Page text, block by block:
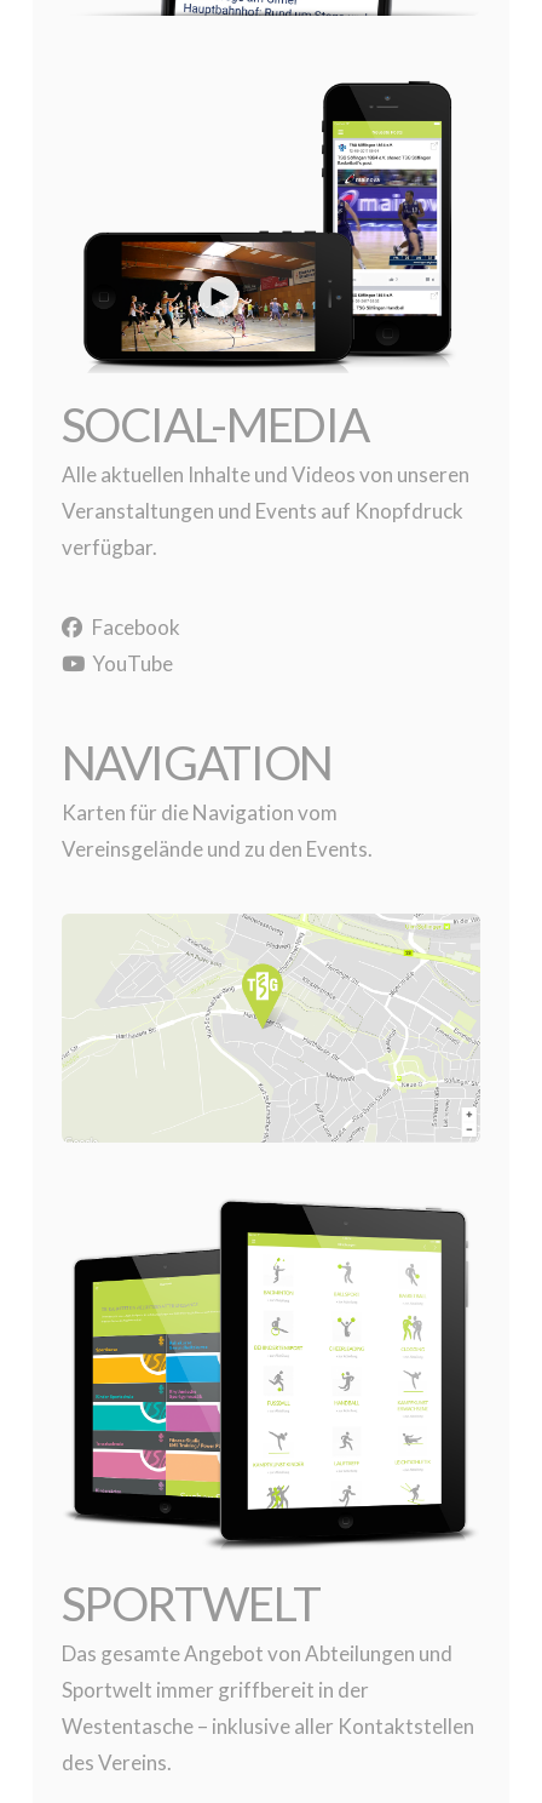
SOCIAL-MEDIA
Alle aktuellen Inhalte und Videos von unseren
Veranstaltungen und Events auf Knopfdruck
verfügbar.
Facebook
YouTube
NAVIGATION
Karten für die Navigation vom
Vereinsgelände und zu den Events.
SPORTWELT
Das gesamte Angebot von Abteilungen und
Sportwelt immer griffbereit in der
Westentasche – inklusive aller Kontaktstellen
des Vereins.